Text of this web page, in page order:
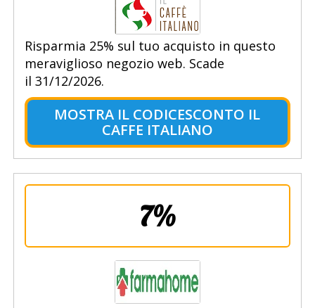
Risparmia 25% sul tuo acquisto in questo
meraviglioso negozio web. Scade
il 31/12/2026.
MOSTRA IL CODICESCONTO IL
CAFFE ITALIANO
7%